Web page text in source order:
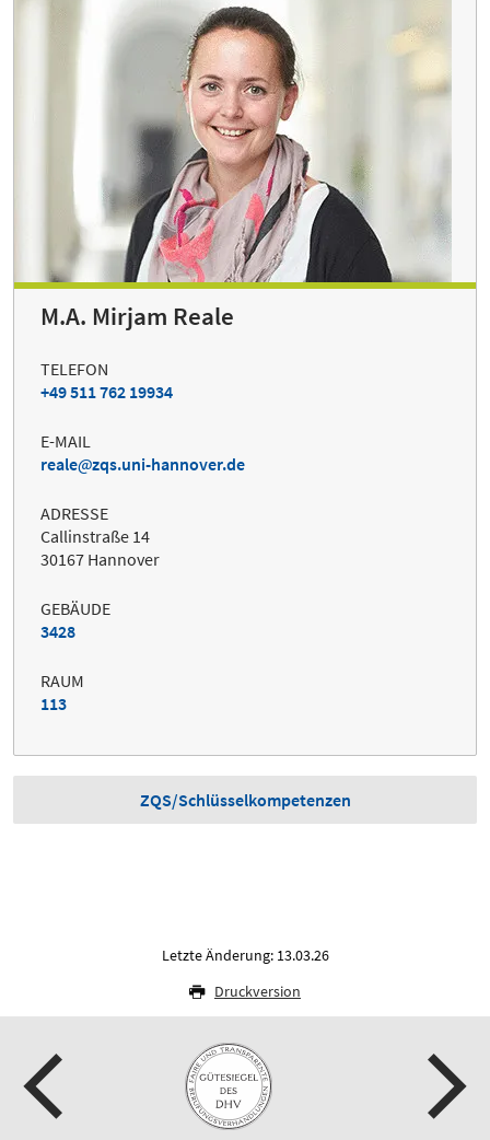
M.A. Mirjam Reale
TELEFON
+49 511 762 19934
E-MAIL
reale
zqs.uni-hannover.de
ADRESSE
Callinstraße 14
30167 Hannover
GEBÄUDE
3428
RAUM
113
ZQS/Schlüsselkompetenzen
Letzte Änderung: 13.03.26
Druckversion